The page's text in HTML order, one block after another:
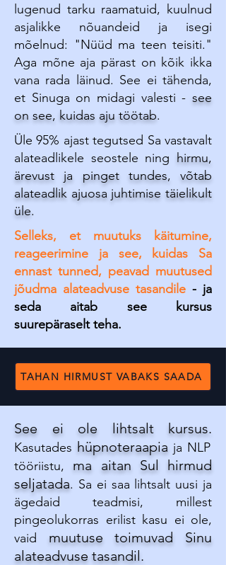
lugenud tarku raamatuid, kuulnud
asjalikke nõuandeid ja isegi
mõelnud: "Nüüd ma teen teisiti."
Aga mõne aja pärast on kõik ikka
vana rada läinud. See ei tähenda,
et Sinuga on midagi valesti - see
on see, kuidas aju töötab.
Üle 95% ajast tegutsed Sa vastavalt
alateadlikele seostele ning hirmu,
ärevust ja pinget tundes, võtab
alateadlik ajuosa juhtimise täielikult
üle.
Selleks, et muutuks käitumine,
reageerimine ja see, kuidas Sa
ennast tunned, peavad muutused
jõudma alateadvuse tasandile - ja
seda aitab see kursus
suurepäraselt teha.
TAHAN HIRMUST VABAKS SAADA
See ei ole lihtsalt kursus.
Kasutades hüpnoteraapia ja NLP
tööriistu, ma aitan Sul hirmud
seljatada. Sa ei saa lihtsalt uusi ja
ägedaid teadmisi, millest
pingeolukorras erilist kasu ei ole,
vaid muutuse toimuvad Sinu
alateadvuse tasandil.